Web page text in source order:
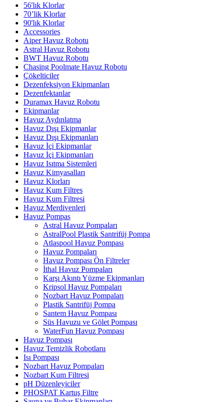
56'lık Klorlar
70’lik Klorlar
90'lık Klorlar
Accessories
Aiper Havuz Robotu
Astral Havuz Robotu
BWT Havuz Robotu
Chasing Poolmate Havuz Robotu
Çökelticiler
Dezenfeksiyon Ekipmanları
Dezenfektanlar
Duramax Havuz Robotu
Ekipmanlar
Havuz Aydınlatma
Havuz Dışı Ekipmanlar
Havuz Dışı Ekipmanları
Havuz İçi Ekipmanlar
Havuz İçi Ekipmanları
Havuz Isıtma Sistemleri
Havuz Kimyasalları
Havuz Klorları
Havuz Kum Filtres
Havuz Kum Filtresi
Havuz Merdivenleri
Havuz Pompas
Astral Havuz Pompaları
AstralPool Plastik Santrifüj Pompa
Atlaspool Havuz Pompası
Havuz Pompaları
Havuz Pompası Ön Filtreler
İthal Havuz Pompaları
Karşı Akıntı Yüzme Ekipmanları
Kripsol Havuz Pompaları
Nozbart Havuz Pompaları
Plastik Santrifüj Pompa
Santem Havuz Pompası
Süs Havuzu ve Gölet Pompası
WaterFun Havuz Pompası
Havuz Pompası
Havuz Temizlik Robotlarıı
Isı Pompası
Nozbart Havuz Pompaları
Nozbart Kum Filtresi
pH Düzenleyiciler
PHOSPAT Kartuş Filtre